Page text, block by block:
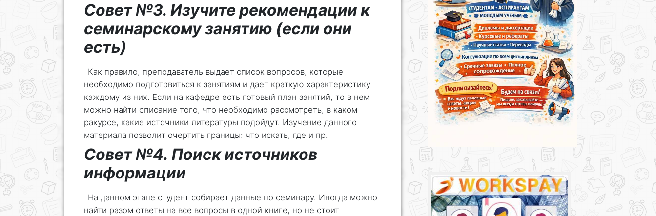
Совет №3. Изучите рекомендации к
семинарскому занятию (если они
есть)
Как правило, преподаватель выдает список вопросов, которые
необходимо подготовиться к занятиям и дает краткую характеристику
каждому из них. Если на кафедре есть готовый план занятий, то в нем
можно найти описание того, что необходимо рассмотреть, в каком
ракурсе, какие источники литературы подойдут. Изучение данного
материала позволит очертить границы: что искать, где и пр.
Совет №4. Поиск источников
информации
На данном этапе студент собирает данные по семинару. Иногда можно
найти разом ответы на все вопросы в одной книге, но не стоит